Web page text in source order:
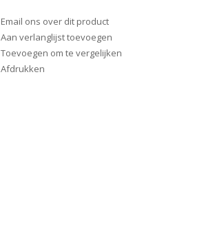
Email ons over dit product
Aan verlanglijst toevoegen
Toevoegen om te vergelijken
Afdrukken